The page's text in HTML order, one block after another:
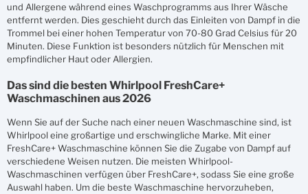
und Allergene während eines Waschprogramms aus Ihrer Wäsche
entfernt werden. Dies geschieht durch das Einleiten von Dampf in die
Trommel bei einer hohen Temperatur von 70-80 Grad Celsius für 20
Minuten. Diese Funktion ist besonders nützlich für Menschen mit
empfindlicher Haut oder Allergien.
Das sind die besten Whirlpool FreshCare+
Waschmaschinen aus 2026
Wenn Sie auf der Suche nach einer neuen Waschmaschine sind, ist
Whirlpool eine großartige und erschwingliche Marke. Mit einer
FreshCare+ Waschmaschine können Sie die Zugabe von Dampf auf
verschiedene Weisen nutzen. Die meisten Whirlpool-
Waschmaschinen verfügen über FreshCare+, sodass Sie eine große
Auswahl haben. Um die beste Waschmaschine hervorzuheben,